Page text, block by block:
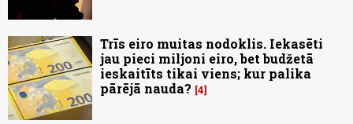
Trīs eiro muitas nodoklis. Iekasēti
jau pieci miljoni eiro, bet budžetā
ieskaitīts tikai viens; kur palika
pārējā nauda? 4